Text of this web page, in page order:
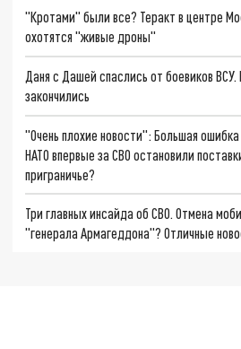
"Кротами" были все? Теракт в центре
охотятся "живые дроны"
Даня с Дашей спаслись от боевиков
закончились
"Очень плохие новости": Большая
НАТО впервые за СВО остановили
приграничье?
Три главных инсайда об СВО. Отмена
"генерала Армагеддона"? Отличные